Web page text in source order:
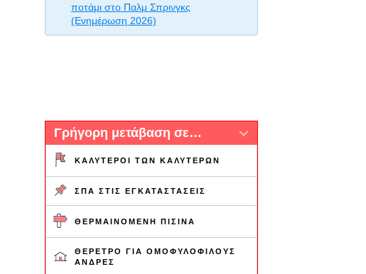
ποτάμι στο Παλμ Σπρινγκς
(Ενημέρωση 2026)
Γρήγορη μετάβαση σε…
ΚΑΛΎΤΕΡΟΙ ΤΩΝ ΚΑΛΎΤΕΡΩΝ
ΣΠΑ ΣΤΙΣ ΕΓΚΑΤΑΣΤΆΣΕΙΣ
ΘΕΡΜΑΙΝΌΜΕΝΗ ΠΙΣΊΝΑ
ΘΈΡΕΤΡΟ ΓΙΑ ΟΜΟΦΥΛΌΦΙΛΟΥΣ
ΆΝΔΡΕΣ